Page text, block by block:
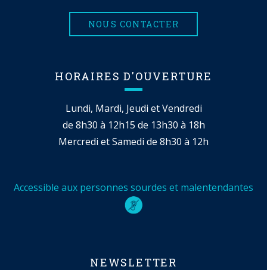
NOUS CONTACTER
HORAIRES D'OUVERTURE
Lundi, Mardi, Jeudi et Vendredi
de 8h30 à 12h15 de 13h30 à 18h
Mercredi et Samedi de 8h30 à 12h
Accessible aux personnes sourdes et malentendantes
NEWSLETTER